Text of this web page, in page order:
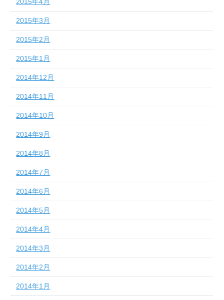
2015年3月
2015年2月
2015年1月
2014年12月
2014年11月
2014年10月
2014年9月
2014年8月
2014年7月
2014年6月
2014年5月
2014年4月
2014年3月
2014年2月
2014年1月